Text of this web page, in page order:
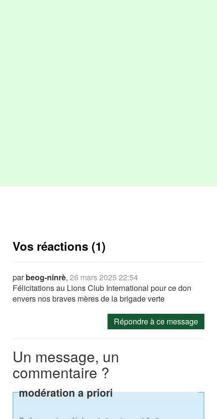
Vos réactions (1)
parbeog-ninrè,26 mars 2025 22:54
Félicitations au Lions Club International pour ce don
envers nos braves mères de la brigade verte
Répondre à ce message
Un message, un
commentaire ?
modération a priori